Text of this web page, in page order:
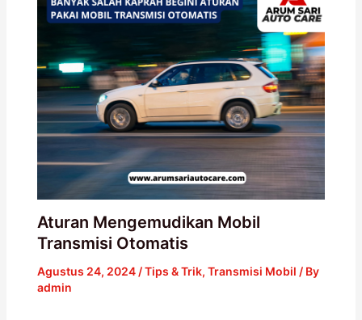
Aturan Mengemudikan Mobil
Transmisi Otomatis
Agustus 24, 2024 /Tips & Trik, Transmisi Mobil / By
admin